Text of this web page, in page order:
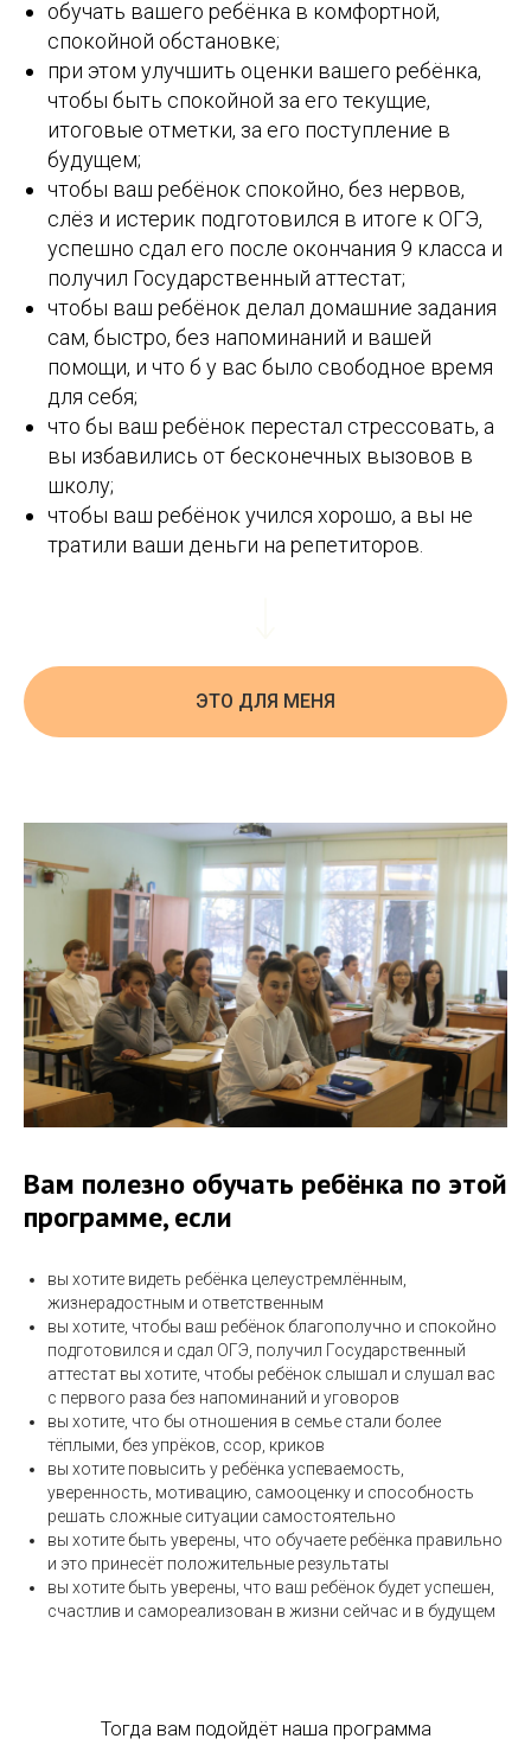
обучать вашего ребёнка в комфортной,
спокойной обстановке;
при этом улучшить оценки вашего ребёнка,
чтобы быть спокойной за его текущие,
итоговые отметки, за его поступление в
будущем;
чтобы ваш ребёнок спокойно, без нервов,
слёз и истерик подготовился в итоге к ОГЭ,
успешно сдал его после окончания 9 класса и
получил Государственный аттестат;
чтобы ваш ребёнок делал домашние задания
сам, быстро, без напоминаний и вашей
помощи, и что б у вас было свободное время
для себя;
что бы ваш ребёнок перестал стрессовать, а
вы избавились от бесконечных вызовов в
школу;
чтобы ваш ребёнок учился хорошо, а вы не
тратили ваши деньги на репетиторов.
ЭТО ДЛЯ МЕНЯ
Вам полезно обучать ребёнка по этой
программе, если
вы хотите видеть ребёнка целеустремлённым,
жизнерадостным и ответственным
вы хотите, чтобы ваш ребёнок благополучно и спокойно
подготовился и сдал ОГЭ, получил Государственный
аттестат вы хотите, чтобы ребёнок слышал и слушал вас
с первого раза без напоминаний и уговоров
вы хотите, что бы отношения в семье стали более
тёплыми, без упрёков, ссор, криков
вы хотите повысить у ребёнка успеваемость,
уверенность, мотивацию, самооценку и способность
решать сложные ситуации самостоятельно
вы хотите быть уверены, что обучаете ребёнка правильно
и это принесёт положительные результаты
вы хотите быть уверены, что ваш ребёнок будет успешен,
счастлив и самореализован в жизни сейчас и в будущем
Тогда вам подойдёт наша программа